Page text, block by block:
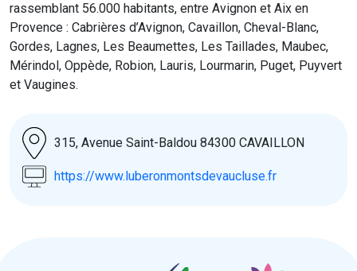
rassemblant 56.000 habitants, entre Avignon et Aix en
Provence : Cabrières d’Avignon, Cavaillon, Cheval-Blanc,
Gordes, Lagnes, Les Beaumettes, Les Taillades, Maubec,
Mérindol, Oppède, Robion, Lauris, Lourmarin, Puget, Puyvert
et Vaugines.
315, Avenue Saint-Baldou 84300 CAVAILLON
https://www.luberonmontsdevaucluse.fr